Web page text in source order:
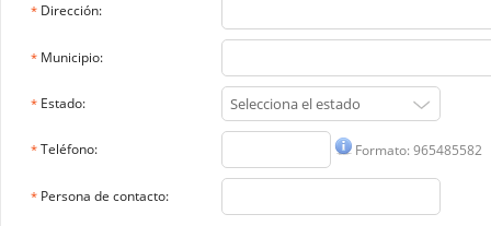
* Dirección:
* Municipio:
* Estado:
* Teléfono: Formato: 965485582
* Persona de contacto: